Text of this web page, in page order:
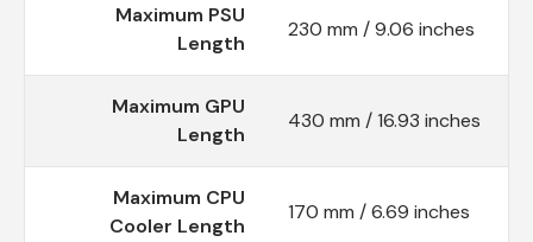
Maximum PSU
Length
230 mm / 9.06 inches
Maximum GPU
Length
430 mm / 16.93 inches
Maximum CPU
Cooler Length
170 mm / 6.69 inches